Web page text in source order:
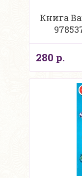
Книга
280 р.